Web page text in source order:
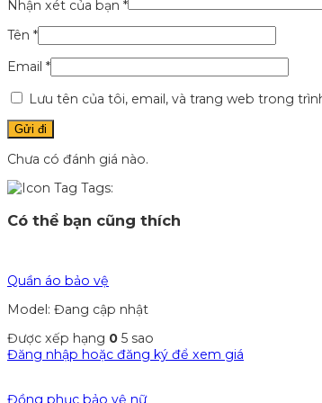
Nhận xét của bạn *
Tên *
Email *
Lưu tên của tôi, email, và trang web trong
Chưa có đánh giá nào.
Tags:
Có thể bạn cũng thích
Quần áo bảo vệ
Model: Đang cập nhật
Được xếp hạng 0 5 sao
Đăng nhập hoặc đăng ký để xem giá
Đồng phục bảo vệ nữ